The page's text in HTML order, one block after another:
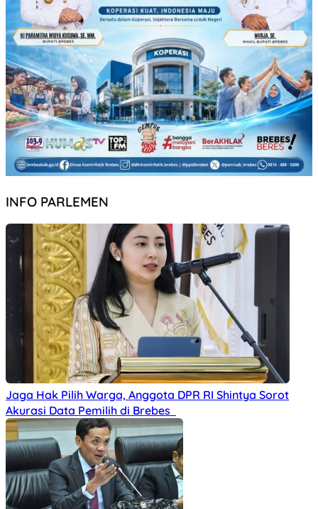
INFO PARLEMEN
Jaga Hak Pilih Warga, Anggota DPR RI Shintya Sorot
Akurasi Data Pemilih di Brebes